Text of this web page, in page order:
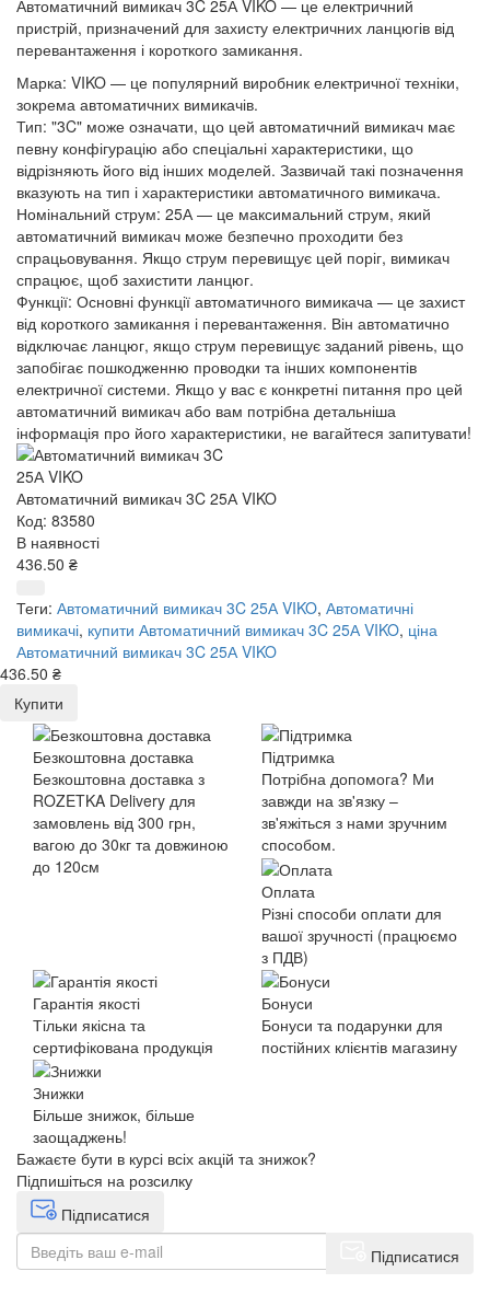
Автоматичний вимикач 3C 25А VIKO — це електричний
пристрій, призначений для захисту електричних ланцюгів від
перевантаження і короткого замикання.
Марка: VIKO — це популярний виробник електричної техніки,
зокрема автоматичних вимикачів.
Тип: "3C" може означати, що цей автоматичний вимикач має
певну конфігурацію або спеціальні характеристики, що
відрізняють його від інших моделей. Зазвичай такі позначення
вказують на тип і характеристики автоматичного вимикача.
Номінальний струм: 25А — це максимальний струм, який
автоматичний вимикач може безпечно проходити без
спрацьовування. Якщо струм перевищує цей поріг, вимикач
спрацює, щоб захистити ланцюг.
Функції: Основні функції автоматичного вимикача — це захист
від короткого замикання і перевантаження. Він автоматично
відключає ланцюг, якщо струм перевищує заданий рівень, що
запобігає пошкодженню проводки та інших компонентів
електричної системи. Якщо у вас є конкретні питання про цей
автоматичний вимикач або вам потрібна детальніша
інформація про його характеристики, не вагайтеся запитувати!
Автоматичний вимикач 3C 25А VIKO
Код: 83580
В наявності
436.50 ₴
Теги: Автоматичний вимикач 3C 25А VIKO, Автоматичні
вимикачі, купити Автоматичний вимикач 3C 25А VIKO, ціна
Автоматичний вимикач 3C 25А VIKO
436.50 ₴
Купити
Безкоштовна доставка
Безкоштовна доставка з
ROZETKA Delivery для
замовлень від 300 грн,
вагою до 30кг та довжиною
до 120см
Підтримка
Потрібна допомога? Ми
завжди на зв'язку –
зв'яжіться з нами зручним
способом.
Оплата
Різні способи оплати для
вашої зручності (працюємо
з ПДВ)
Гарантія якості
Тільки якісна та
сертифікована продукція
Бонуси
Бонуси та подарунки для
постійних клієнтів магазину
Знижки
Більше знижок, більше
заощаджень!
Бажаєте бути в курсі всіх акцій та знижок?
Підпишіться на розсилку
Підписатися
Підписатися